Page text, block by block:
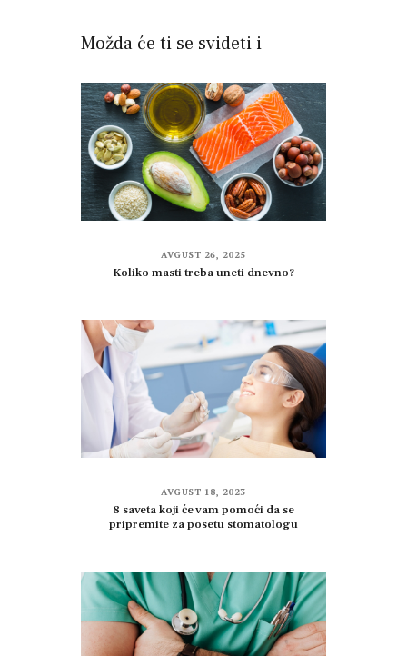
Možda će ti se svideti i
AVGUST 26, 2025
Koliko masti treba uneti dnevno?
AVGUST 18, 2023
8 saveta koji će vam pomoći da se
pripremite za posetu stomatologu